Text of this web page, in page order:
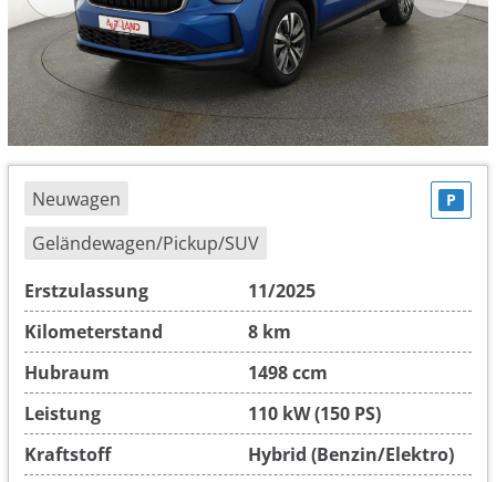
Neuwagen
Geländewagen/Pickup/SUV
P
Erstzulassung
11/2025
Kilometerstand
8 km
Hubraum
1498 ccm
Leistung
110 kW (150 PS)
Kraftstoff
Hybrid (Benzin/Elektro)